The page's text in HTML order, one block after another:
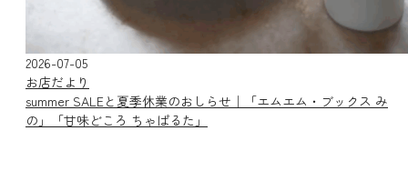
2026-07-05
お店だより
summer SALEと夏季休業のおしらせ｜「エムエム・ブックス み
の」「甘味どころ ちゃぱるた」